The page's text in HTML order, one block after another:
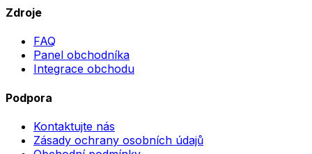
Zdroje
FAQ
Panel obchodníka
Integrace obchodu
Podpora
Kontaktujte nás
Zásady ochrany osobních údajů